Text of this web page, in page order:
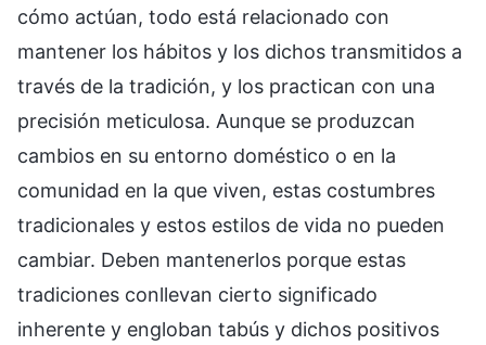
cómo actúan, todo está relacionado con
mantener los hábitos y los dichos transmitidos a
través de la tradición, y los practican con una
precisión meticulosa. Aunque se produzcan
cambios en su entorno doméstico o en la
comunidad en la que viven, estas costumbres
tradicionales y estos estilos de vida no pueden
cambiar. Deben mantenerlos porque estas
tradiciones conllevan cierto significado
inherente y engloban tabús y dichos positivos